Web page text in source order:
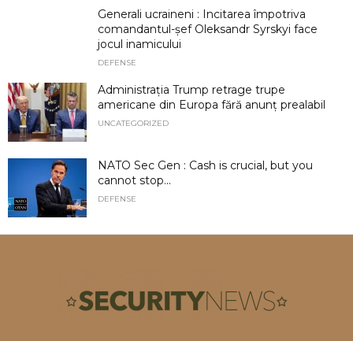
Generali ucraineni : Incitarea împotriva
comandantul-șef Oleksandr Syrskyi face
jocul inamicului
DEFENSE
Administrația Trump retrage trupe
americane din Europa fără anunț prealabil
UNCATEGORIZED
NATO Sec Gen : Cash is crucial, but you
cannot stop...
DEFENSE